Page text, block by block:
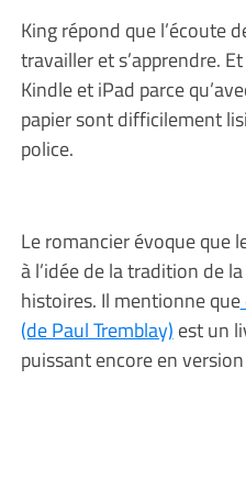
King répond que l’écoute
travailler et s’apprendre.
Kindle et iPad parce
papier sont difficilement
police.
Le romancier évoque que
à l’idée de la tradition de
histoires. Il mentionne que
(de Paul Tremblay) est un
puissant encore en